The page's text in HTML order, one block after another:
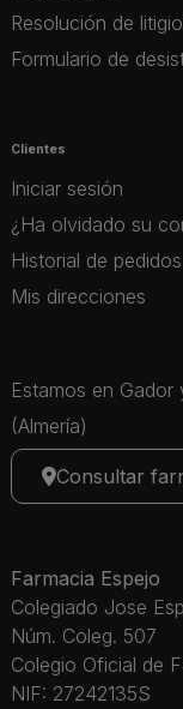
Resolución de
Formulario de
Clientes
Iniciar sesión
¿Ha olvidado su
Historial de pedidos
Mis direcciones
Estamos en Gador
(Almería)
Consultar
Farmacia Espejo
Colegiado Jose
Núm. Coleg. 507
Colegio Oficial de
NIF: 27242135S